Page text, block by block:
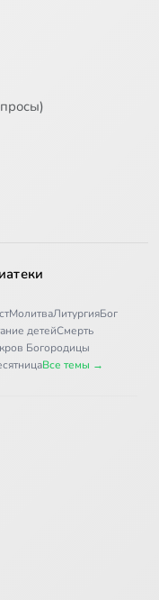
МолитваЛитургияБог
детейСмерть
Богородицы
Все темы →